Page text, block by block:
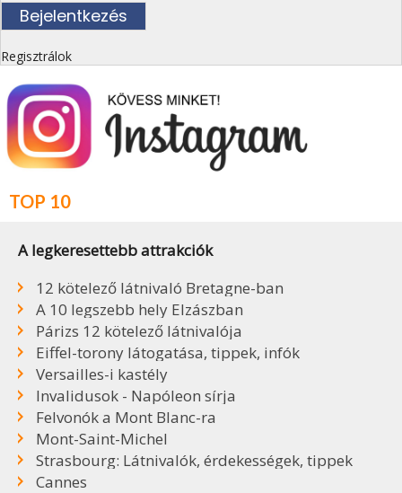
Regisztrálok
TOP 10
A legkeresettebb attrakciók
12 kötelező látnivaló Bretagne-ban
A 10 legszebb hely Elzászban
Párizs 12 kötelező látnivalója
Eiffel-torony látogatása, tippek, infók
Versailles-i kastély
Invalidusok - Napóleon sírja
Felvonók a Mont Blanc-ra
Mont-Saint-Michel
Strasbourg: Látnivalók, érdekességek, tippek
Cannes